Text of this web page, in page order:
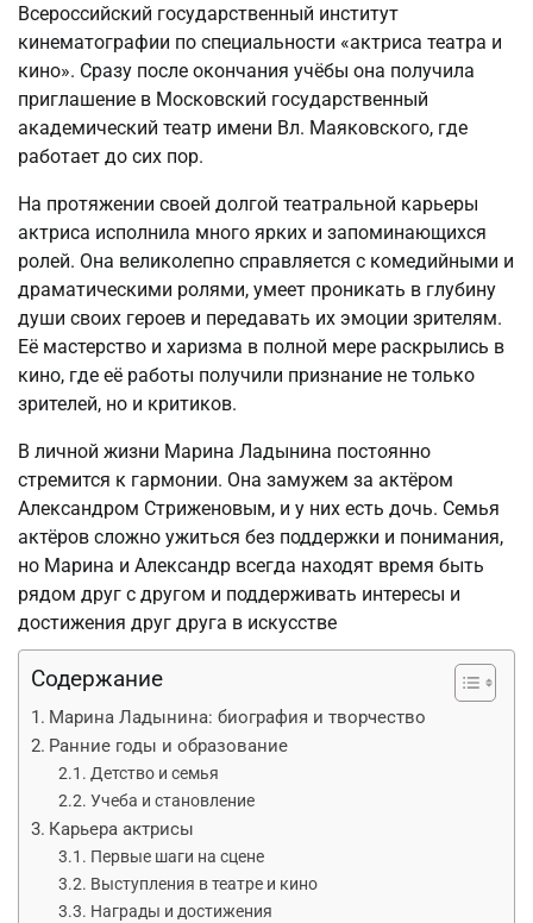
Всероссийский государственный институт
кинематографии по специальности «актриса театра и
кино». Сразу после окончания учёбы она получила
приглашение в Московский государственный
академический театр имени Вл. Маяковского, где
работает до сих пор.
На протяжении своей долгой театральной карьеры
актриса исполнила много ярких и запоминающихся
ролей. Она великолепно справляется с комедийными и
драматическими ролями, умеет проникать в глубину
души своих героев и передавать их эмоции зрителям.
Её мастерство и харизма в полной мере раскрылись в
кино, где её работы получили признание не только
зрителей, но и критиков.
В личной жизни Марина Ладынина постоянно
стремится к гармонии. Она замужем за актёром
Александром Стриженовым, и у них есть дочь. Семья
актёров сложно ужиться без поддержки и понимания,
но Марина и Александр всегда находят время быть
рядом друг с другом и поддерживать интересы и
достижения друг друга в искусстве
Содержание
Марина Ладынина: биография и творчество
Ранние годы и образование
Детство и семья
Учеба и становление
Карьера актрисы
Первые шаги на сцене
Выступления в театре и кино
Награды и достижения